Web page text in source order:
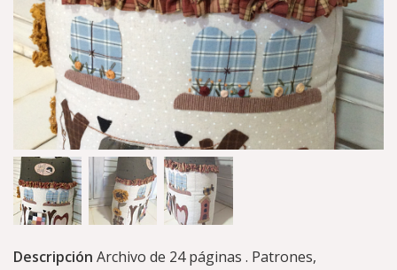
Descripción Archivo de 24 páginas . Patrones,